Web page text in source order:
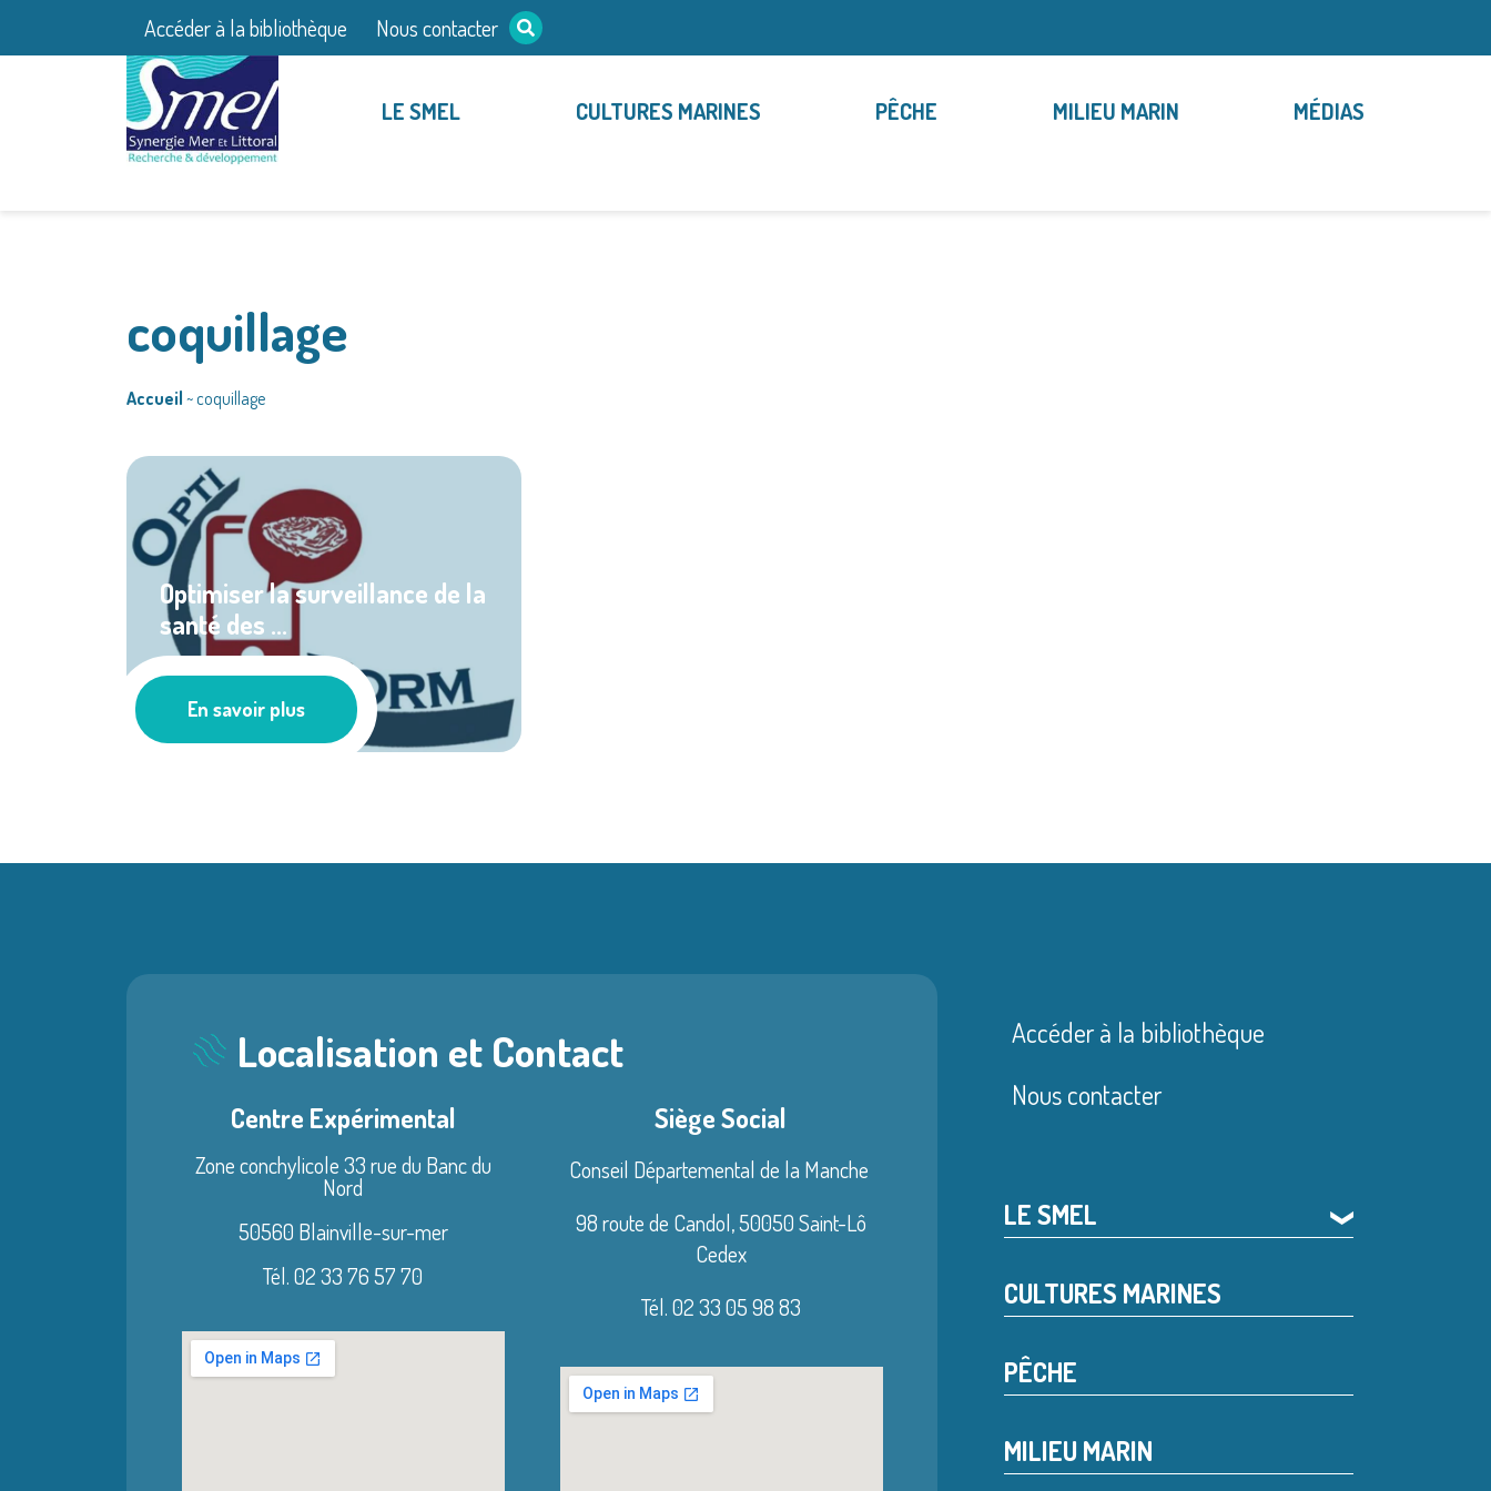
Accéder à la bibliothèque Nous contacter
LE SMEL CULTURES MARINES PÊCHE MILIEU MARIN MÉDIAS
coquillage
Accueil ~coquillage
Optimiser la surveillance de la
santé des ...
Ressources documentaires
En savoir plus
Localisation et Contact
Centre Expérimental
Zone conchylicole 33 rue du Banc du
Nord
50560 Blainville-sur-mer
Tél. 02 33 76 57 70
Siège Social
Conseil Départemental de la Manche
98 route de Candol,50050 Saint-Lô
Cedex
Tél. 02 33 05 98 83
Accéder à la bibliothèque
Nous contacter
LE SMEL ❯
CULTURES MARINES
PÊCHE
MILIEU MARIN